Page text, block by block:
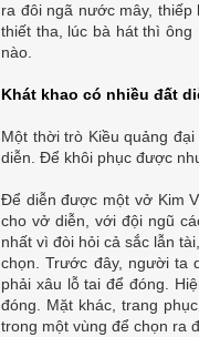
ra đôi ngã nước mây,
thiết tha, lúc bà hát thì
nào.
Khát khao có nhiều đất
Một thời trò Kiều quảng
diễn. Để khôi phục được
Để diễn được một vở Kim
cho vở diễn, với đội ngũ
nhất vì đòi hỏi cả sắc lẫn
chọn. Trước đây, người ta
phải xâu lỗ tai để đóng.
đóng. Mặt khác, trang
trong một vùng để chọn ra